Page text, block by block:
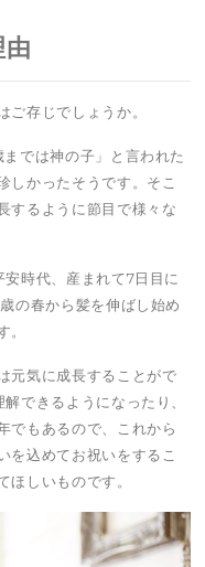
ご存じでしょうか。
では神の子」と言われた
しかったそうです。そこ
するように節目で様々な
時代、産まれて7日目に
の春から髪を伸ばし始め
。
元気に成長することがで
できるようになったり、
でもあるので、これから
を込めてお祝いをするこ
ほしいものです。